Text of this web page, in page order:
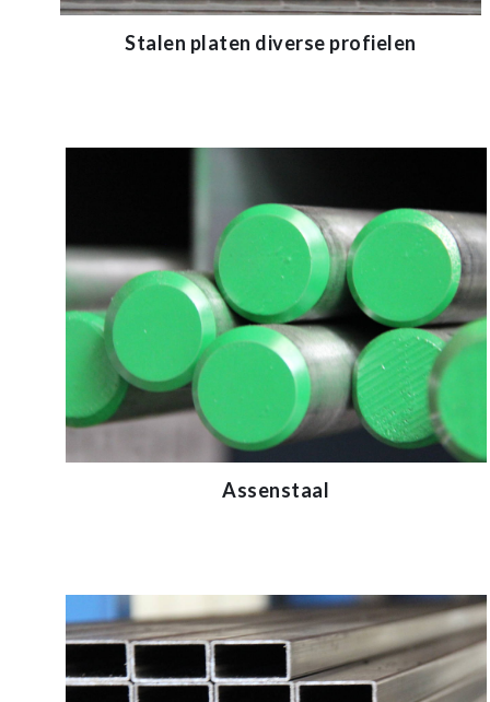
Stalen platen diverse profielen
Assenstaal